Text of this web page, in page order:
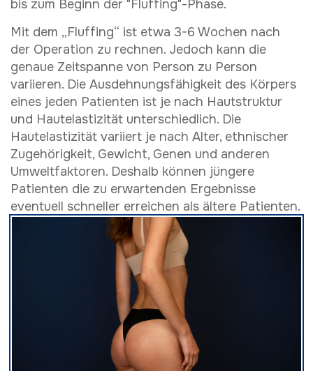
bis zum Beginn der "Fluffing"-Phase.
Mit dem „Fluffing“ ist etwa 3-6 Wochen nach
der Operation zu rechnen. Jedoch kann die
genaue Zeitspanne von Person zu Person
variieren. Die Ausdehnungsfähigkeit des Körpers
eines jeden Patienten ist je nach Hautstruktur
und Hautelastizität unterschiedlich. Die
Hautelastizität variiert je nach Alter, ethnischer
Zugehörigkeit, Gewicht, Genen und anderen
Umweltfaktoren. Deshalb können jüngere
Patienten die zu erwartenden Ergebnisse
eventuell schneller erreichen als ältere Patienten.